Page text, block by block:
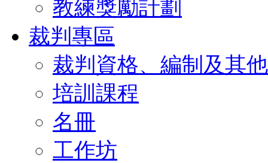
教練獎勵計劃
裁判專區
裁判資格、編制及其
培訓課程
名冊
工作坊